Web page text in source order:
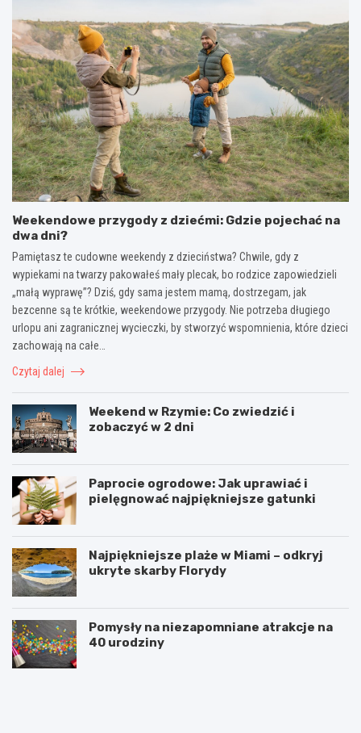
Weekendowe przygody z dziećmi: Gdzie pojechać na
dwa dni?
Pamiętasz te cudowne weekendy z dzieciństwa? Chwile, gdy z
wypiekami na twarzy pakowałeś mały plecak, bo rodzice zapowiedzieli
„małą wyprawę”? Dziś, gdy sama jestem mamą, dostrzegam, jak
bezcenne są te krótkie, weekendowe przygody. Nie potrzeba długiego
urlopu ani zagranicznej wycieczki, by stworzyć wspomnienia, które dzieci
zachowają na całe…
Czytaj dalej
Weekend w Rzymie: Co zwiedzić i
zobaczyć w 2 dni
Paprocie ogrodowe: Jak uprawiać i
pielęgnować najpiękniejsze gatunki
Najpiękniejsze plaże w Miami – odkryj
ukryte skarby Florydy
Pomysły na niezapomniane atrakcje na
40 urodziny
M
S